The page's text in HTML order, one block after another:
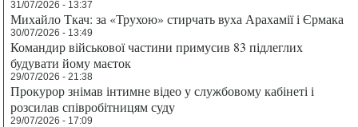
31/07/2026 - 13:37
Михайло Ткач: за «Трухою» стирчать вуха Арахамії і Єрмака
30/07/2026 - 13:49
Командир військової частини примусив 83 підлеглих
будувати йому маєток
29/07/2026 - 21:38
Прокурор знімав інтимне відео у службовому кабінеті і
розсилав співробітницям суду
29/07/2026 - 17:09